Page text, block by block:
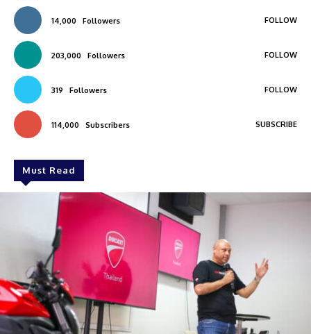
14,000 Followers FOLLOW
203,000 Followers FOLLOW
319 Followers FOLLOW
114,000 Subscribers SUBSCRIBE
Must Read